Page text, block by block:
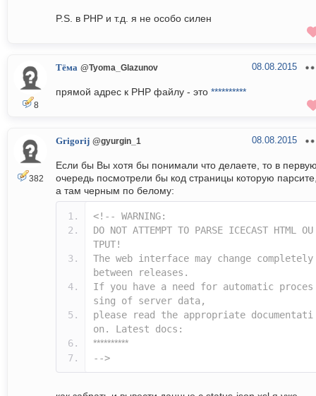
P.S. в PHP и т.д. я не особо силен
8
Тёма @Tyoma_Glazunov 08.08.2015
прямой адрес к PHP файлу - это **********
382
Grigorij @gyurgin_1 08.08.2015
Если бы Вы хотя бы понимали что делаете, то в
очередь посмотрели бы код страницы которую
а там черным по белому:
<!-- WARNING:
DO NOT ATTEMPT TO PARSE ICECAST HTML OU
TPUT!
The web interface may change completely
between releases.
If you have a need for automatic proces
sing of server data,
please read the appropriate documentati
on. Latest docs:
**********
-->